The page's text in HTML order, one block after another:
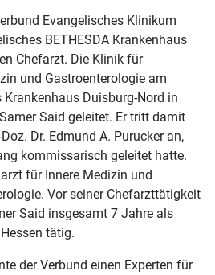
Evangelisches Klinikum
BETHESDA Krankenhaus
Chefarzt. Die Klinik für
und Gastroenterologie am
Duisburg-Nord in
Said geleitet. Er tritt damit
Dr. Edmund A. Purucker an,
kommissarisch geleitet hatte.
für Innere Medizin und
Vor seiner Chefarzttätigkeit
Said insgesamt 7 Jahre als
tätig.
der Verbund einen Experten für